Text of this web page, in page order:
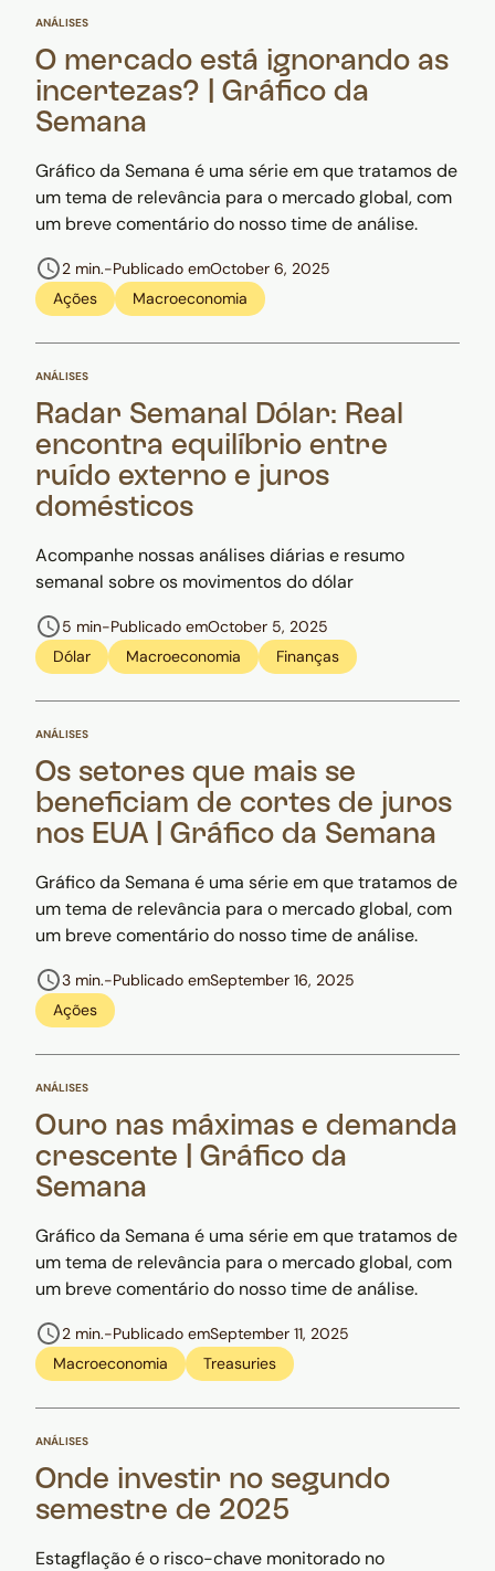
ANÁLISES
O mercado está ignorando as
incertezas? | Gráfico da
Semana
Gráfico da Semana é uma série em que tratamos de
um tema de relevância para o mercado global, com
um breve comentário do nosso time de análise.
2 min.-Publicado emOctober 6, 2025
Ações
Macroeconomia
ANÁLISES
Radar Semanal Dólar: Real
encontra equilíbrio entre
ruído externo e juros
domésticos
Acompanhe nossas análises diárias e resumo
semanal sobre os movimentos do dólar
5 min-Publicado emOctober 5, 2025
Dólar
Macroeconomia Finanças
ANÁLISES
Os setores que mais se
beneficiam de cortes de juros
nos EUA | Gráfico da Semana
Gráfico da Semana é uma série em que tratamos de
um tema de relevância para o mercado global, com
um breve comentário do nosso time de análise.
3 min.-Publicado emSeptember 16, 2025
Ações
ANÁLISES
Ouro nas máximas e demanda
crescente | Gráfico da
Semana
Gráfico da Semana é uma série em que tratamos de
um tema de relevância para o mercado global, com
um breve comentário do nosso time de análise.
2 min.-Publicado emSeptember 11, 2025
Macroeconomia
Treasuries
ANÁLISES
Onde investir no segundo
semestre de 2025
Estagflação é o risco-chave monitorado no